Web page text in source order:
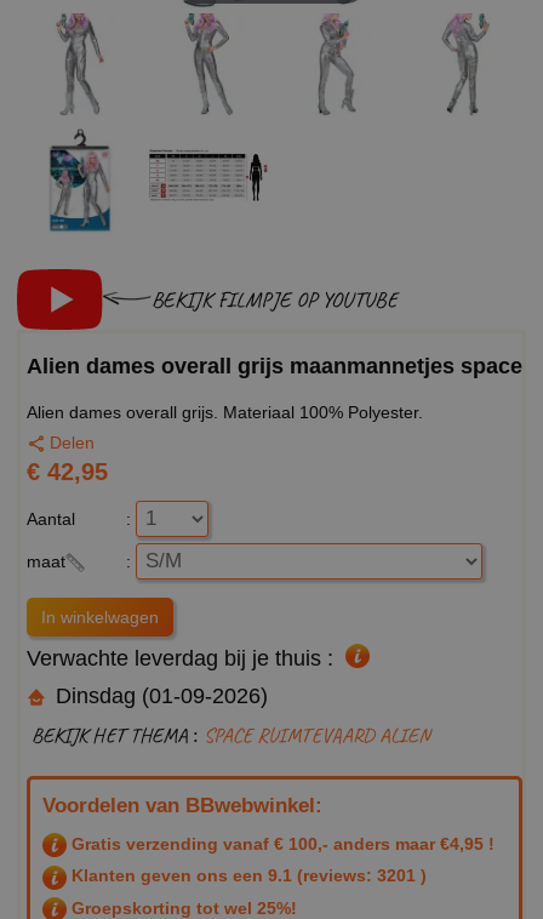
BEKIJK FILMPJE OP YOUTUBE
Alien dames overall grijs maanmannetjes space
Alien dames overall grijs. Materiaal 100% Polyester.
Delen
€ 42,95
Aantal :
maat :
Verwachte leverdag bij je thuis :
Dinsdag (01-09-2026)
BEKIJK HET THEMA : SPACE RUIMTEVAARD ALIEN
Voordelen van BBwebwinkel:
Gratis verzending vanaf € 100,- anders maar €4,95 !
Klanten geven ons een 9.1 (reviews: 3201 )
Groepskorting tot wel 25%!